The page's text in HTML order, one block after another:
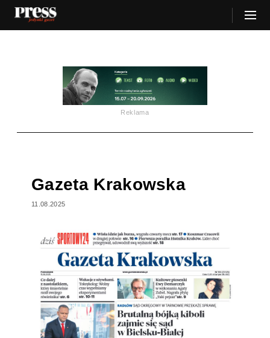
Reklama
Gazeta Krakowska
11.08.2025